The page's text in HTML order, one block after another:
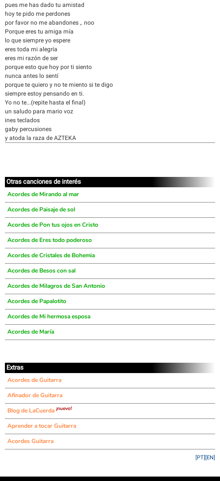
pues me has dado tu amistad
hoy te pido me perdones
por favor no me abandones ,. noo
Porque eres tu amiga mía
lo que siempre yo espere
eres toda mi alegría
eres mi razón de ser
porque esto que hoy por ti siento
nunca antes lo sentí
porque te quiero y no te miento si te digo
siempre estoy pensando en ti.
Yo no te...(repite hasta el final)
un saludo para mario voz
ines teclados
gaby percusiones
y atoda la raza de AZTEKA
Otras canciones de interés
Acordes de Mirando al mar
Acordes de Paisaje de sol
Acordes de Pon tus ojos en Cristo
Acordes de Eres todo poderoso
Acordes de Cristales de Bohemia
Acordes de Besos con sal
Acordes de Milagros de San Antonio
Acordes de Papalotito
Acordes de Mi hermosa esposa
Acordes de María
Extras
Acordes de Guitarra
Afinador de Guitarra
Blog de LaCuerda ¡nuevo!
Aprender a tocar Guitarra
Acordes Guitarra
[EN]
[PT]